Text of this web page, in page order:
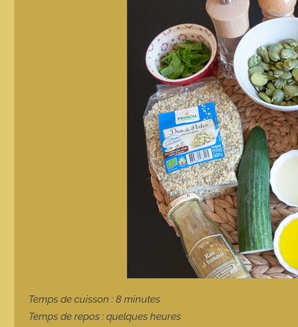
Temps de cuisson : 8 minutes
Temps de repos : quelques heures